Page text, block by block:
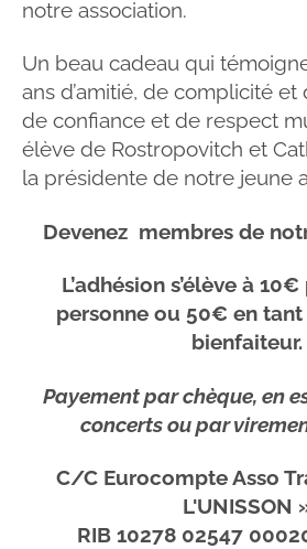
notre association.
Un beau cadeau qui
ans d’amitié, de complicité
de confiance et de respect
élève de Rostropovitch et
la présidente de notre jeune
Devenez membres de
L’adhésion s’élève à
personne ou 50€ en
bienfaiteur.
Payement par chèque, en
concerts ou par
C/C Eurocompte Asso
L'UNISSON
RIB 10278 02547